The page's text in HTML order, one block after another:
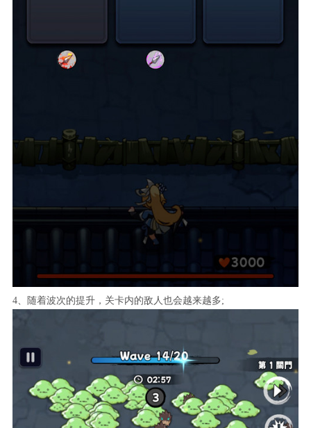
4、随着波次的提升，关卡内的敌人也会越来越多;